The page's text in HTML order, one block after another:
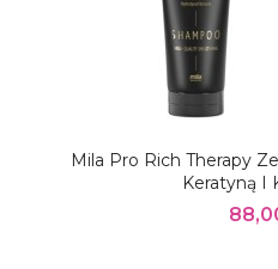
Mila Pro Rich Therapy
Keratyną I